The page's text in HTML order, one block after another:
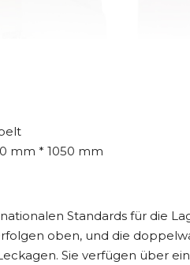
mm * 1050 mm
Standards für die
oben, und die
Sie verfügen über